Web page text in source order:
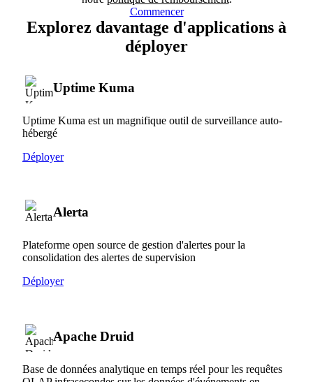
Commencer
Explorez davantage d'applications à
déployer
Uptime Kuma
Uptime Kuma est un magnifique outil de surveillance auto-
hébergé
Déployer
Alerta
Plateforme open source de gestion d'alertes pour la
consolidation des alertes de supervision
Déployer
Apache Druid
Base de données analytique en temps réel pour les requêtes